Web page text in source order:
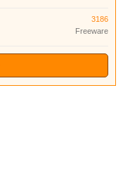
3186
Freeware